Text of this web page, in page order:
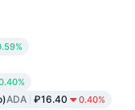
ADA ₽16.40 0.40%